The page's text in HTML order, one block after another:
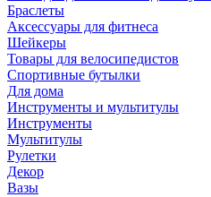
Браслеты
Аксессуары для фитнеса
Шейкеры
Товары для велосипедистов
Спортивные бутылки
Для дома
Инструменты и мультитулы
Инструменты
Мультитулы
Рулетки
Декор
Вазы